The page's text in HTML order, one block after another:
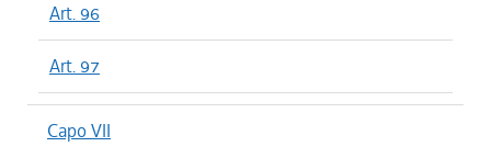
Art. 96
Art. 97
Capo VII